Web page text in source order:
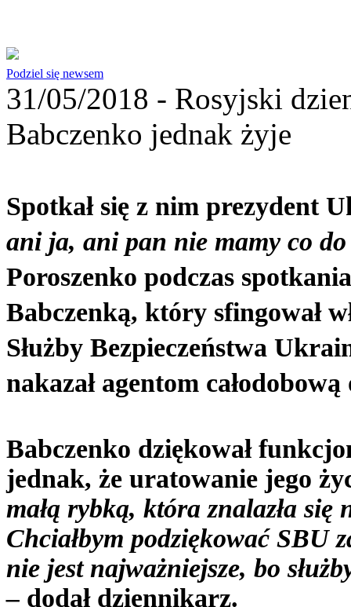
Podziel się newsem
31/05/2018 - Rosyjski
Babczenko jednak żyje
Spotkał się z nim prezydent
ani ja, ani pan nie mamy co do
Poroszenko podczas
Babczenką, który sfingował
Służby Bezpieczeństwa
nakazał agentom
Babczenko dziękował
jednak, że uratowanie jego
małą rybką, która znalazła
Chciałbym podziękować SBU
nie jest najważniejsze, bo
– dodał dziennikarz.